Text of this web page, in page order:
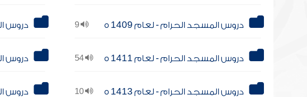
9 دروس المسجد الحرام - لعام 1409 ه دروس
54 دروس المسجد الحرام - لعام 1411 ه دروس
10 دروس المسجد الحرام - لعام 1413 ه دروس